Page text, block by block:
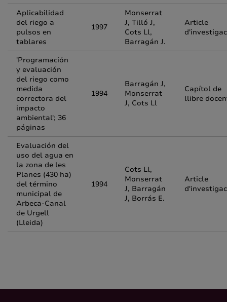
Aplicabilidad
del riego a
pulsos en
tablares
1997
Monserrat
J, Tilló J,
Cots Ll,
Barragán J.
Article
'Programación
y evaluación
del riego como
medida
correctora del
impacto
ambiental'; 36
páginas
1994
Barragán J,
Monserrat
J, Cots Ll
Capítol de
llibre
Evaluación del
uso del agua en
la zona de les
Planes (430 ha)
del término
municipal de
Arbeca-Canal
de Urgell
(Lleida)
1994
Cots Ll,
Monserrat
J, Barragán
J, Borrás E.
Article